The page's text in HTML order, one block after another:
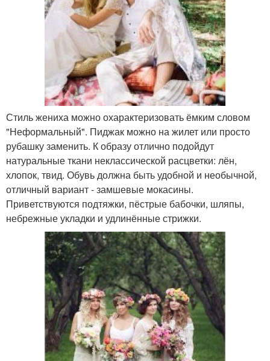
Стиль жениха можно охарактеризовать ёмким словом
"Неформальный". Пиджак можно на жилет или просто
рубашку заменить. К образу отлично подойдут
натуральные ткани неклассической расцветки: лён,
хлопок, твид. Обувь должна быть удобной и необычной,
отличный вариант - замшевые мокасины.
Приветствуются подтяжки, пёстрые бабочки, шляпы,
небрежные укладки и удлинённые стрижки.